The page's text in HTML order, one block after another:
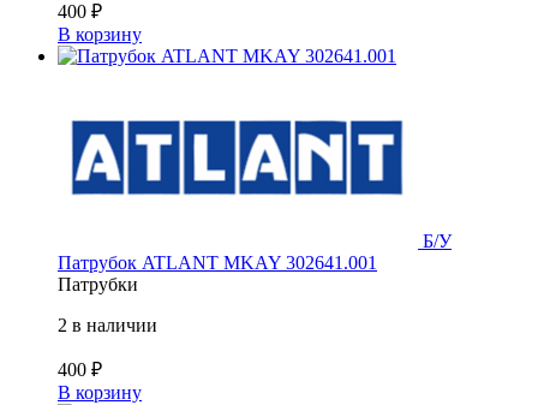
400 ₽
В корзину
Б/У
Патрубок ATLANT MKAY 302641.001
Патрубки
2 в наличии
400 ₽
В корзину